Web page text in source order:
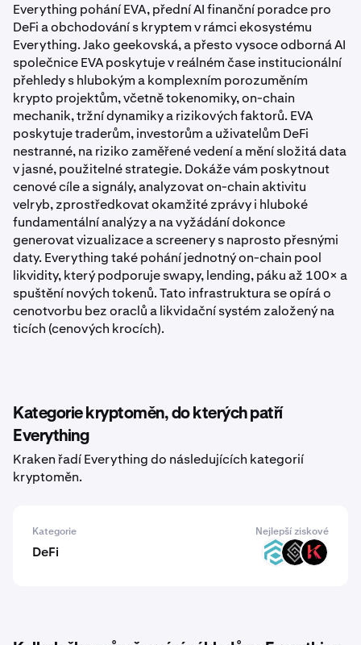
Everything pohání EVA, přední AI finanční poradce pro
DeFi a obchodování s kryptem v rámci ekosystému
Everything. Jako geekovská, a přesto vysoce odborná AI
společnice EVA poskytuje v reálném čase institucionální
přehledy s hlubokým a komplexním porozuměním
krypto projektům, včetně tokenomiky, on-chain
mechanik, tržní dynamiky a rizikových faktorů. EVA
poskytuje traderům, investorům a uživatelům DeFi
nestranné, na riziko zaměřené vedení a mění složitá data
v jasné, použitelné strategie. Dokáže vám poskytnout
cenové cíle a signály, analyzovat on-chain aktivitu
velryb, zprostředkovat okamžité zprávy i hluboké
fundamentální analýzy a na vyžádání dokonce
generovat vizualizace a screenery s naprosto přesnými
daty. Everything také pohání jednotný on-chain pool
likvidity, který podporuje swapy, lending, páku až 100× a
spuštění nových tokenů. Tato infrastruktura se opírá o
cenotvorbu bez oraclů a likvidační systém založený na
ticích (cenových krocích).
Kategorie kryptoměn, do kterých patří
Everything
Kraken řadí Everything do následujících kategorií
kryptoměn.
Kategorie Nejlepší ziskové
DeFi TRADE DECT KAR